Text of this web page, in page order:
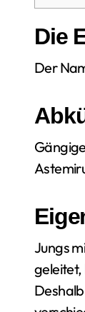
Die
Der
Jungs
geleitet,